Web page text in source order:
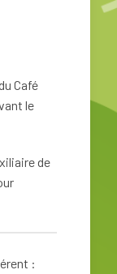
Café
le
de
: